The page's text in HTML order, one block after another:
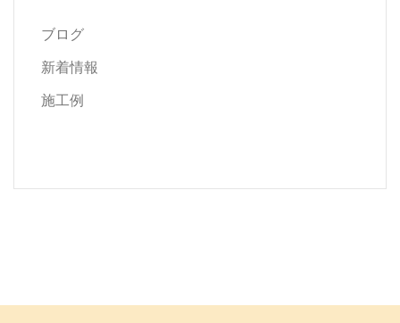
ブログ
新着情報
施工例